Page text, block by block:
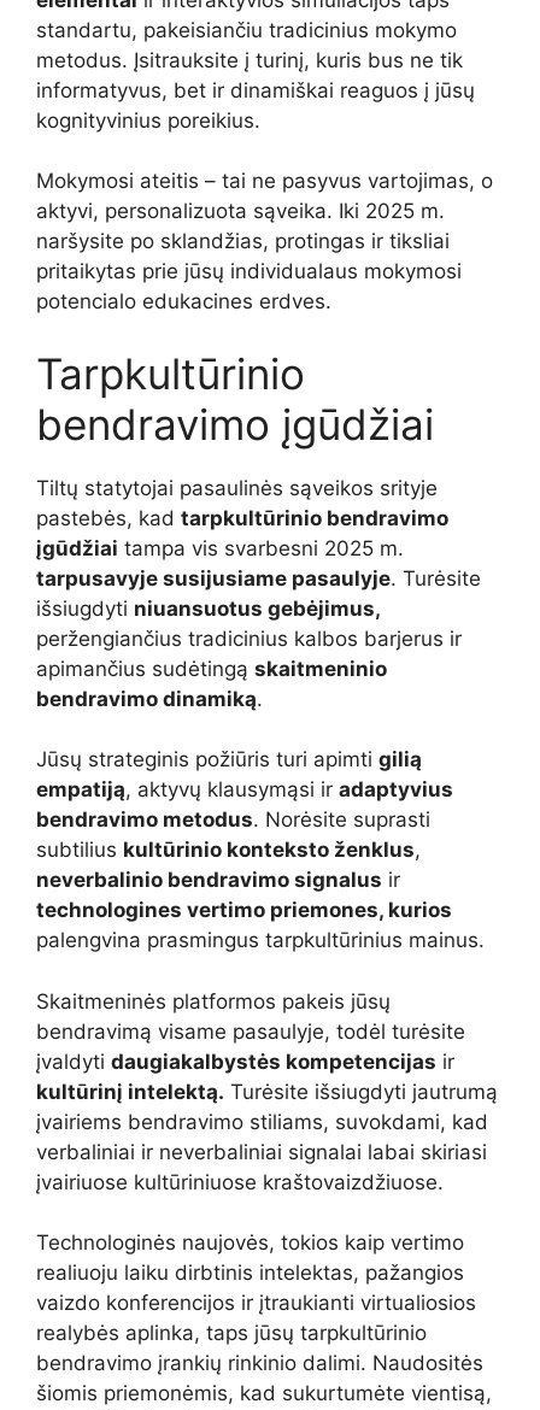
standartu, pakeisiančiu tradicinius mokymo
metodus. Įsitrauksite į turinį, kuris bus ne tik
informatyvus, bet ir dinamiškai reaguos į jūsų
kognityvinius poreikius.
Mokymosi ateitis – tai ne pasyvus vartojimas, o
aktyvi, personalizuota sąveika. Iki 2025 m.
naršysite po sklandžias, protingas ir tiksliai
pritaikytas prie jūsų individualaus mokymosi
potencialo edukacines erdves.
Tarpkultūrinio
bendravimo įgūdžiai
Tiltų statytojai pasaulinės sąveikos srityje
pastebės, kad tarpkultūrinio bendravimo
įgūdžiai tampa vis svarbesni 2025 m.
tarpusavyje susijusiame pasaulyje. Turėsite
išsiugdyti niuansuotus gebėjimus,
peržengiančius tradicinius kalbos barjerus ir
apimančius sudėtingą skaitmeninio
bendravimo dinamiką.
Jūsų strateginis požiūris turi apimti gilią
empatiją, aktyvų klausymąsi ir adaptyvius
bendravimo metodus. Norėsite suprasti
subtilius kultūrinio konteksto ženklus,
neverbalinio bendravimo signalus ir
technologines vertimo priemones, kurios
palengvina prasmingus tarpkultūrinius mainus.
Skaitmeninės platformos pakeis jūsų
bendravimą visame pasaulyje, todėl turėsite
įvaldyti daugiakalbystės kompetencijas ir
kultūrinį intelektą. Turėsite išsiugdyti jautrumą
įvairiems bendravimo stiliams, suvokdami, kad
verbaliniai ir neverbaliniai signalai labai skiriasi
įvairiuose kultūriniuose kraštovaizdžiuose.
Technologinės naujovės, tokios kaip vertimo
realiuoju laiku dirbtinis intelektas, pažangios
vaizdo konferencijos ir įtraukianti virtualiosios
realybės aplinka, taps jūsų tarpkultūrinio
bendravimo įrankių rinkinio dalimi. Naudositės
šiomis priemonėmis, kad sukurtumėte vientisą,